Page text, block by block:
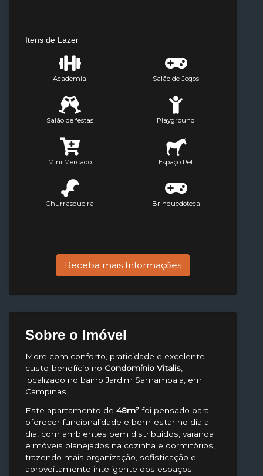
Itens de Lazer
Academia Salão de Jogos
Salão de festas Playground
Mini Mercado Espaço Pet
Churrasqueira Brinquedoteca
Receba mais Informações
Sobre o Imóvel
More com conforto, praticidade e excelente
custo-benefício no Condomínio Vitalis
localizado no bairro Jardim Samambaia, em
Campinas.
Este apartamento de 48m² foi pensado para
oferecer funcionalidade e bem-estar no dia a
dia, com ambientes bem distribuídos, varanda
e móveis planejados na cozinha e dormitórios,
trazendo mais organização, sofisticação e
aproveitamento inteligente dos espaços.